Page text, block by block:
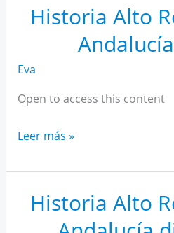
Andalucía
febrero
Historia Alto
Eva
Open to access this content
Historia
Rendimiento
Andalucía
enero
Leer más »
Historia Alto